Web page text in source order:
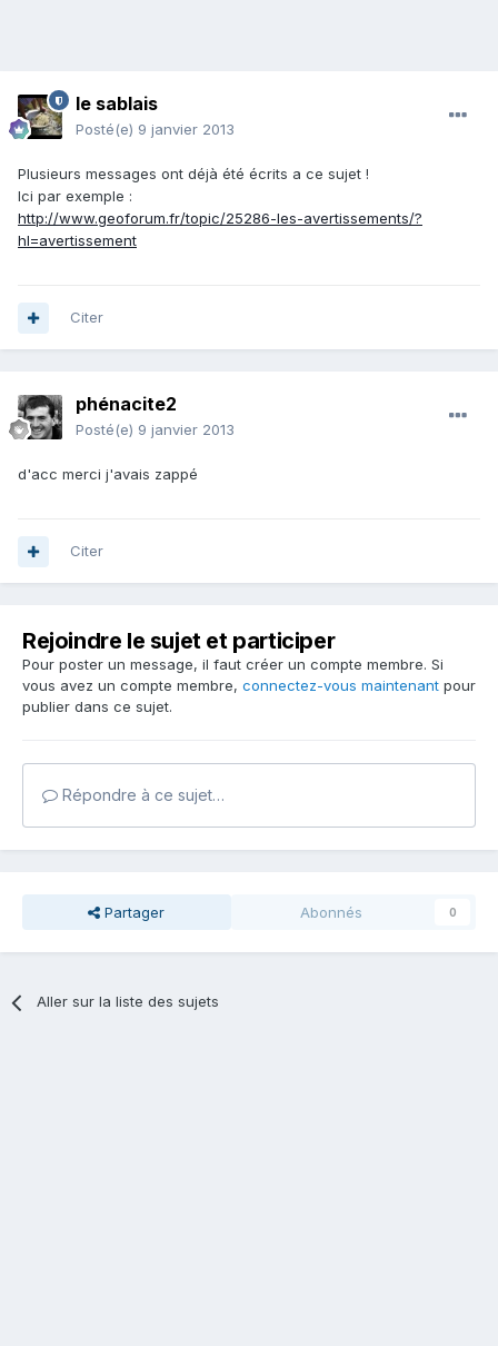
le sablais
Posté(e) 9 janvier 2013
Plusieurs messages ont déjà été écrits a ce sujet !
Ici par exemple :
http://www.geoforum.fr/topic/25286-les-avertissements/?
hl=avertissement
Citer
phénacite2
Posté(e) 9 janvier 2013
d'acc merci j'avais zappé
Citer
Rejoindre le sujet et participer
Pour poster un message, il faut créer un compte membre. Si
vous avez un compte membre, connectez-vous maintenant pour
publier dans ce sujet.
Répondre à ce sujet…
Partager Abonnés 0
Aller sur la liste des sujets